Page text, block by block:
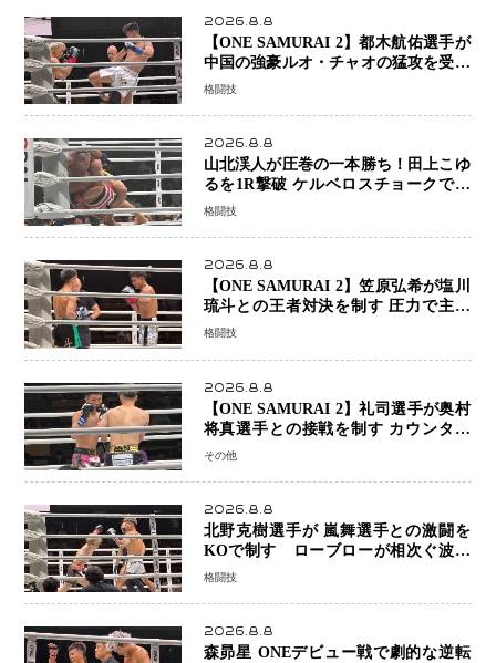
2026.8.8
【ONE SAMURAI 2】都木航佑選手が
中国の強豪ルオ・チャオの猛攻を受け
ながらも的確な攻撃で応戦 最後まで
格闘技
2026.8.8
山北渓人が圧巻の一本勝ち！田上こゆ
るを1R撃破 ケルベロスチョークで存
在感を示す
格闘技
2026.8.8
【ONE SAMURAI 2】笠原弘希が塩川
琉斗との王者対決を制す 圧力で主導
権を握り判定勝利
格闘技
2026.8.8
【ONE SAMURAI 2】礼司選手が奥村
将真選手との接戦を制す カウンター
と正確な打撃で判定勝利
その他
2026.8.8
北野克樹選手が 嵐舞選手との激闘を
KOで制す ローブローが相次ぐ波乱
の展開…涙の勝利「生まれてくる娘の
格闘技
2026.8.8
森昴星 ONEデビュー戦で劇的な逆転